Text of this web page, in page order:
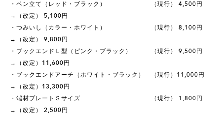
・ペン立て（レッド・ブラック） （現行） 4,500円
→（改定） 5,100円
・つみいし（カラー・ホワイト） （現行） 8,100円
→（改定） 9,800円
・ブックエンドＬ型（ピンク・ブラック） （現行） 9,500円
→（改定）11,600円
・ブックエンドアーチ（ホワイト・ブラック） （現行）11,000円
→（改定）13,300円
・端材プレートＳサイズ （現行） 1,800円
→（改定） 2,500円